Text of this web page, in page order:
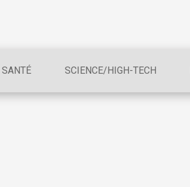
SANTÉ SCIENCE/HIGH-TECH